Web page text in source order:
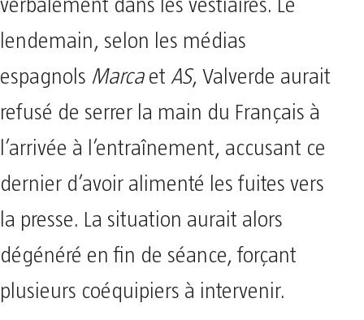
verbalement dans les vestiaires. Le
lendemain, selon les médias
espagnols Marcaet AS, Valverde aurait
refusé de serrer la main du Français à
l’arrivée à l’entraînement, accusant ce
dernier d’avoir alimenté les fuites vers
la presse. La situation aurait alors
dégénéré en fin de séance, forçant
plusieurs coéquipiers à intervenir.